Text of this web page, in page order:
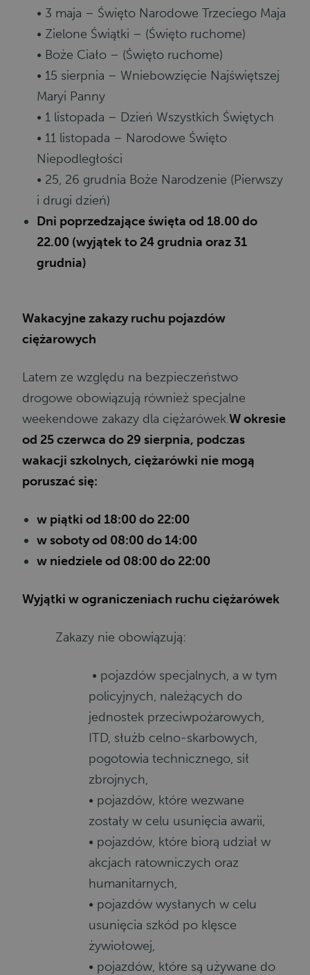
• 3 maja – Święto Narodowe Trzeciego Maja
• Zielone Świątki – (Święto ruchome)
• Boże Ciało – (Święto ruchome)
• 15 sierpnia – Wniebowzięcie Najświętszej
Maryi Panny
• 1 listopada – Dzień Wszystkich Świętych
• 11 listopada – Narodowe Święto
Niepodległości
• 25, 26 grudnia Boże Narodzenie (Pierwszy
i drugi dzień)
Dni poprzedzające święta od 18.00 do
22.00 (wyjątek to 24 grudnia oraz 31
grudnia)
Wakacyjne zakazy ruchu pojazdów
ciężarowych
Latem ze względu na bezpieczeństwo
drogowe obowiązują również specjalne
weekendowe zakazy dla ciężarówek.W okresie
od 25 czerwca do 29 sierpnia, podczas
wakacji szkolnych, ciężarówki nie mogą
poruszać się:
w piątki od 18:00 do 22:00
w soboty od 08:00 do 14:00
w niedziele od 08:00 do 22:00
Wyjątki w ograniczeniach ruchu ciężarówek
Zakazy nie obowiązują:
• pojazdów specjalnych, a w tym
policyjnych, należących do
jednostek przeciwpożarowych,
ITD, służb celno-skarbowych,
pogotowia technicznego, sił
zbrojnych,
• pojazdów, które wezwane
zostały w celu usunięcia awarii,
• pojazdów, które biorą udział w
akcjach ratowniczych oraz
humanitarnych,
• pojazdów wysłanych w celu
usunięcia szkód po klęsce
żywiołowej,
• pojazdów, które są używane do